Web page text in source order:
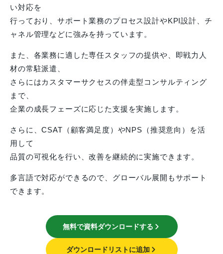
い対応を
行っており、サポート業務のプロセス設計やKPI設計、チ
ャネル管理などに強みを持っています。
また、各業務に適した専任スタッフの提供や、即戦力人
材の常駐派遣、
さらにはカスタマーサクセスの伴走型コンサルティング
まで、
企業の成長フェーズに応じた支援を実施します。
さらに、CSAT（顧客満足度）やNPS（推奨意向）を活
用して
品質の可視化を行い、改善を継続的に実施できます。
多言語で対応ができるので、グローバル展開もサポート
できます。
無料で資料ダウンロードする
ダウンロードリストに追加